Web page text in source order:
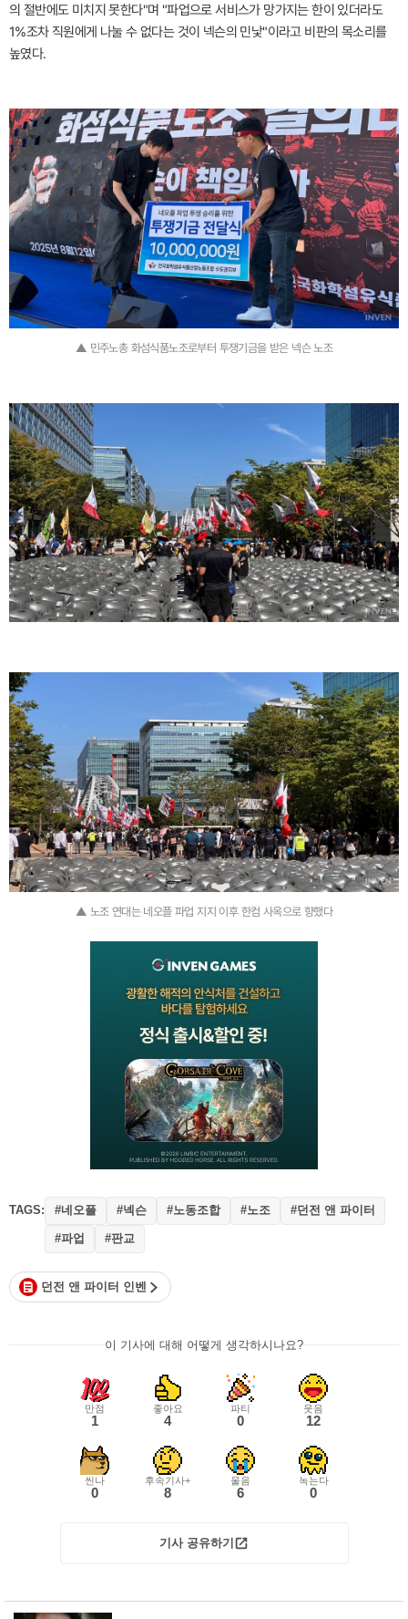
의 절반에도 미치지 못한다"며 "파업으로 서비스가 망가지는 한이 있더라도
1%조차 직원에게 나눌 수 없다는 것이 넥슨의 민낯"이라고 비판의 목소리를
높였다.
▲ 민주노총 화섬식품노조로부터 투쟁기금을 받은 넥슨 노조
▲ 노조 연대는 네오플 파업 지지 이후 한컴 사옥으로 향했다
TAGS: #네오플 #넥슨 #노동조합 #노조 #던전 앤 파이터
#파업 #판교
던전 앤 파이터 인벤
이 기사에 대해 어떻게 생각하시나요?
만점
1
좋아요
4
파티
0
웃음
12
씬나
0
후속기사+
8
울음
6
녹는다
0
기사 공유하기